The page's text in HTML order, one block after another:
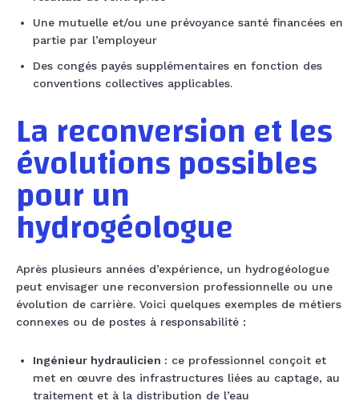
Une mutuelle et/ou une prévoyance santé financées en
partie par l’employeur
Des congés payés supplémentaires en fonction des
conventions collectives applicables.
La reconversion et les
évolutions possibles
pour un
hydrogéologue
Après plusieurs années d’expérience, un hydrogéologue
peut envisager une reconversion professionnelle ou une
évolution de carrière. Voici quelques exemples de métiers
connexes ou de postes à responsabilité :
Ingénieur hydraulicien : ce professionnel conçoit et
met en œuvre des infrastructures liées au captage, au
traitement et à la distribution de l’eau